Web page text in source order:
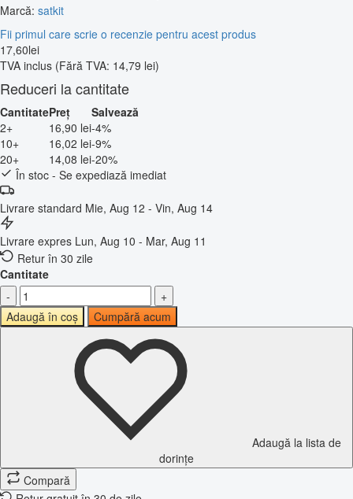
Marcă: satkit
Fii primul care scrie o recenzie pentru acest produs
17,60lei
TVA inclus (Fără TVA: 14,79 lei)
Reduceri la cantitate
CantitatePreț
Salvează
2+
16,90 lei-4%
10+
16,02 lei-9%
20+
14,08 lei-20%
În stoc - Se expediază imediat
Livrare standard Mie, Aug 12 - Vin, Aug 14
Livrare expres Lun, Aug 10 - Mar, Aug 11
Retur în 30 zile
Cantitate
-
+
Adaugă în coș
Cumpără acum
Adaugă la lista de
dorințe
Compară